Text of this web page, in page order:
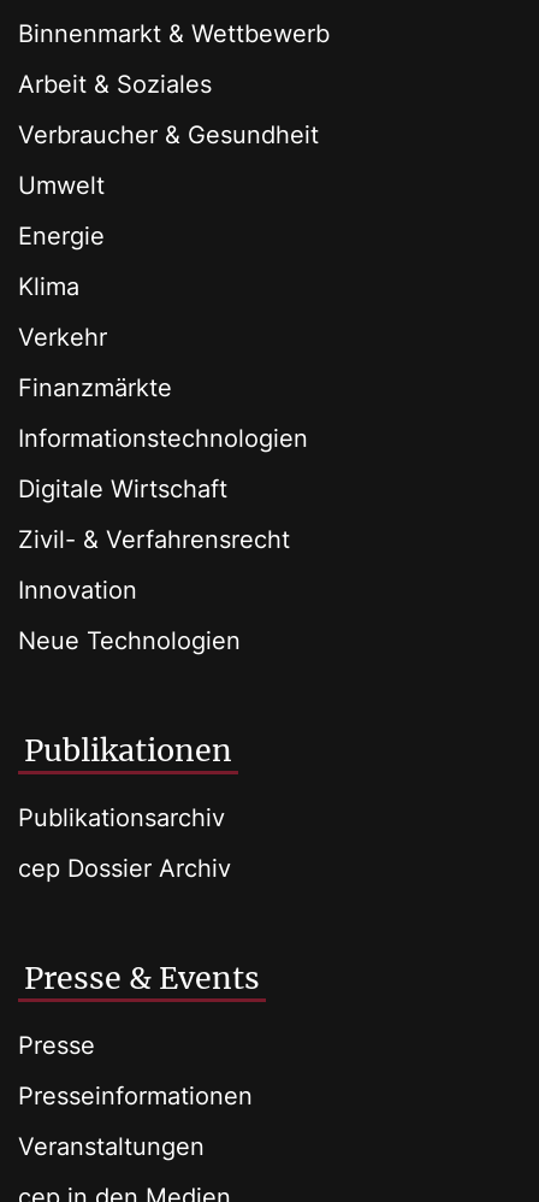
Binnenmarkt & Wettbewerb
Arbeit & Soziales
Verbraucher & Gesundheit
Umwelt
Energie
Klima
Verkehr
Finanzmärkte
Informationstechnologien
Digitale Wirtschaft
Zivil- & Verfahrensrecht
Innovation
Neue Technologien
Publikationen
Publikationsarchiv
cep Dossier Archiv
Presse & Events
Presse
Presseinformationen
Veranstaltungen